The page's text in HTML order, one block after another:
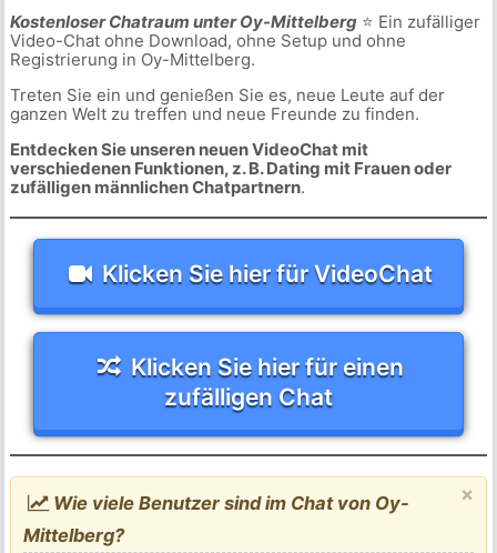
Kostenloser Chatraum unter Oy-Mittelberg⭐ Ein zufälliger
Video-Chat ohne Download, ohne Setup und ohne
Registrierung in Oy-Mittelberg.
Treten Sie ein und genießen Sie es, neue Leute auf der
ganzen Welt zu treffen und neue Freunde zu finden.
Entdecken Sie unseren neuen VideoChat mit
verschiedenen Funktionen, z. B. Dating mit Frauen oder
zufälligen männlichen Chatpartnern.
Klicken Sie hier für VideoChat
Klicken Sie hier für einen
zufälligen Chat
×
Wie viele Benutzer sind im Chat von Oy-
Mittelberg?